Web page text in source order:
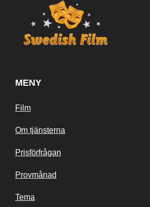
MENY
Film
Om tjänsterna
Prisförfrågan
Provmånad
Tema